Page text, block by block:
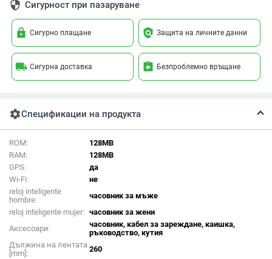
security Сигурност при пазаруване
lock Сигурно плащане policy Защита на личните данни
local_shipping Сигурна доставка assignment_return Безпроблемно връщане
settingsСпецификации на продукта
ROM:
128MB
RAM:
128MB
GPS:
да
Wi-Fi:
не
reloj inteligente
hombre:
часовник за мъже
reloj inteligente mujer: часовник за жени
Аксесоари:
часовник, кабел за зареждане, каишка,
ръководство, кутия
Дължина на лентата
[mm]:
260